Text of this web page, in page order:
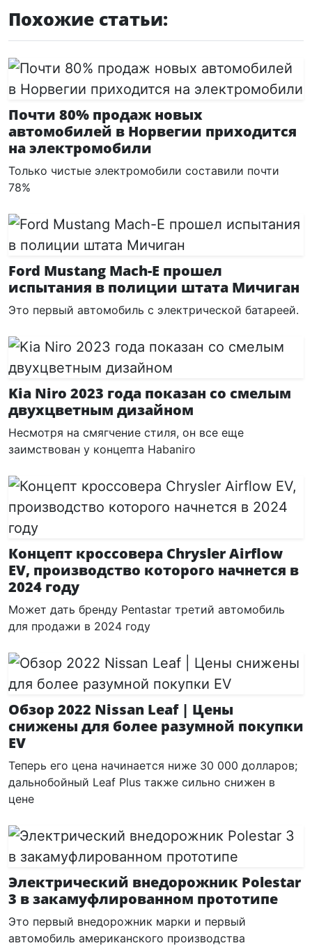
Похожие статьи:
Почти 80% продаж новых
автомобилей в Норвегии приходится
на электромобили
Только чистые электромобили составили почти
78%
Ford Mustang Mach-E прошел
испытания в полиции штата Мичиган
Это первый автомобиль с электрической батареей.
Kia Niro 2023 года показан со смелым
двухцветным дизайном
Несмотря на смягчение стиля, он все еще
заимствован у концепта Habaniro
Концепт кроссовера Chrysler Airflow
EV, производство которого начнется в
2024 году
Может дать бренду Pentastar третий автомобиль
для продажи в 2024 году
Обзор 2022 Nissan Leaf | Цены
снижены для более разумной покупки
EV
Теперь его цена начинается ниже 30 000 долларов;
дальнобойный Leaf Plus также сильно снижен в
цене
Электрический внедорожник Polestar
3 в закамуфлированном прототипе
Это первый внедорожник марки и первый
автомобиль американского производства